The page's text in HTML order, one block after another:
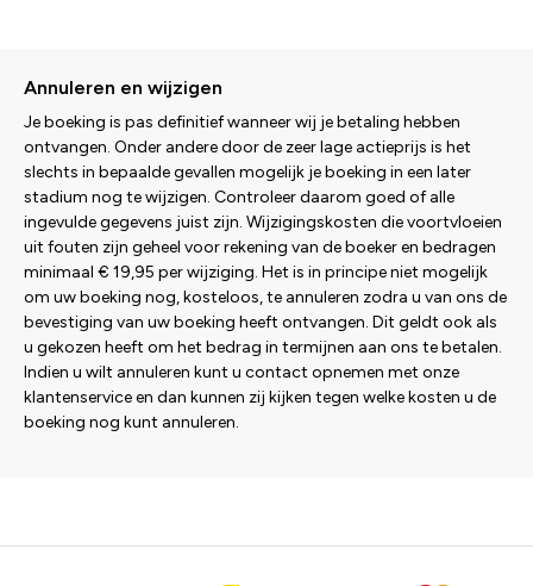
Annuleren en wijzigen
Je boeking is pas definitief wanneer wij je betaling hebben
ontvangen. Onder andere door de zeer lage actieprijs is het
slechts in bepaalde gevallen mogelijk je boeking in een later
stadium nog te wijzigen. Controleer daarom goed of alle
ingevulde gegevens juist zijn. Wijzigingskosten die voortvloeien
uit fouten zijn geheel voor rekening van de boeker en bedragen
minimaal € 19,95 per wijziging. Het is in principe niet mogelijk
om uw boeking nog, kosteloos, te annuleren zodra u van ons de
bevestiging van uw boeking heeft ontvangen. Dit geldt ook als
u gekozen heeft om het bedrag in termijnen aan ons te betalen.
Indien u wilt annuleren kunt u contact opnemen met onze
klantenservice en dan kunnen zij kijken tegen welke kosten u de
boeking nog kunt annuleren.